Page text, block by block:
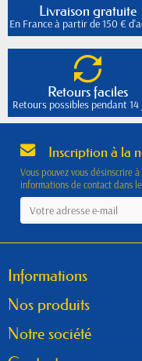
Livraison gratuite
En France à partir de 150 €
Retours faciles
Retours possibles pendant 14
Inscription à la
Vous pouvez vous désinscrire
informations de contact dans
Informations
Nos produits
Notre société